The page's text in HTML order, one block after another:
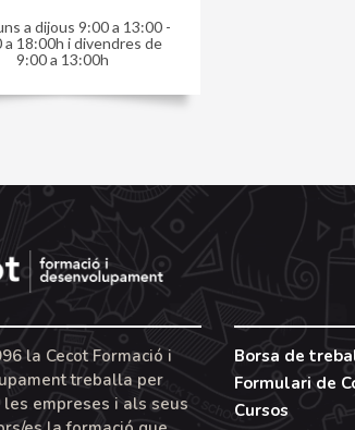
a dijous 9:00 a 13:00 -
a 18:00h i divendres de
9:00 a 13:00h
la Cecot Formació i
treballa per
empreses i als seus
Borsa de
Formulari de
Cursos